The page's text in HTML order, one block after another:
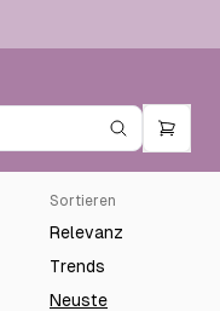
Sortieren
Relevanz
Trends
Neuste